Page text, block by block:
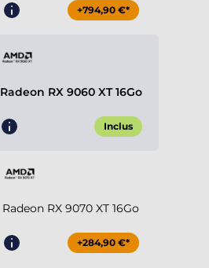
+794,90 €*
Radeon RX 9060 XT 16Go
Inclus
Radeon RX 9070 XT 16Go
+284,90 €*